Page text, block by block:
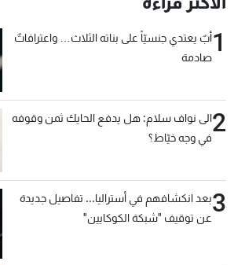
1أبٌ يعتدي جنسيّاً على بناته الثلاث… واعترافاتٌ
صادمة
2الى نواف سلام: هل يدفع الحايك ثمن وقوفه
في وجه خيّاط؟
3بعد انكشافهم في أستراليا... تفاصيل جديدة
عن توقيف "شبكة الكوكايين"
شاهد البرامج
الترددات
لاعلاناتكم
شروط الإسـتخدام